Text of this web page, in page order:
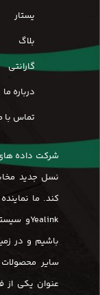
یستار
بلاگ
گارانتی
درباره ما
تماس با
شرکت داده
نسل جدید
کند. ما
سایر
عنوان یکی از